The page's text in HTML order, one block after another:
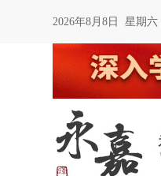
2026年8月8日 星期六